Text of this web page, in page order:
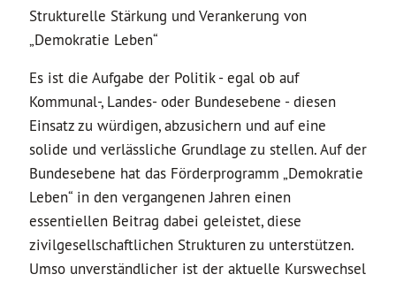
Strukturelle Stärkung und Verankerung von
„Demokratie Leben“
Es ist die Aufgabe der Politik - egal ob auf
Kommunal-, Landes- oder Bundesebene - diesen
Einsatz zu würdigen, abzusichern und auf eine
solide und verlässliche Grundlage zu stellen. Auf der
Bundesebene hat das Förderprogramm „Demokratie
Leben“ in den vergangenen Jahren einen
essentiellen Beitrag dabei geleistet, diese
zivilgesellschaftlichen Strukturen zu unterstützen.
Umso unverständlicher ist der aktuelle Kurswechsel